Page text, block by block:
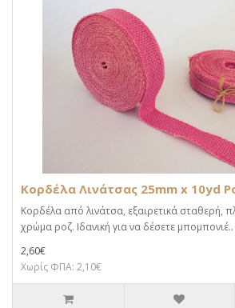
Κορδέλα Λινάτσας 25mm x 10yd
Κορδέλα από λινάτσα, εξαιρετικά σταθερή,
χρώμα ροζ. Ιδανική για να δέσετε μπομπονιέ..
2,60€
Χωρίς ΦΠΑ: 2,10€